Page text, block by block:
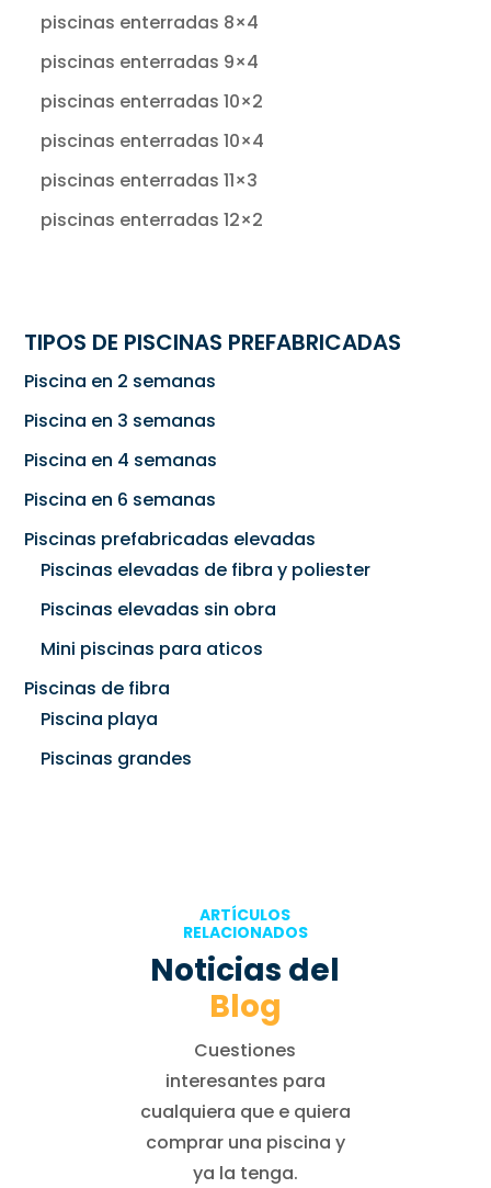
piscinas enterradas 8×4
piscinas enterradas 9×4
piscinas enterradas 10×2
piscinas enterradas 10×4
piscinas enterradas 11×3
piscinas enterradas 12×2
TIPOS DE PISCINAS PREFABRICADAS
Piscina en 2 semanas
Piscina en 3 semanas
Piscina en 4 semanas
Piscina en 6 semanas
Piscinas prefabricadas elevadas
Piscinas elevadas de fibra y poliester
Piscinas elevadas sin obra
Mini piscinas para aticos
Piscinas de fibra
Piscina playa
Piscinas grandes
ARTÍCULOS
RELACIONADOS
Noticias del
Blog
Cuestiones
interesantes para
cualquiera que e quiera
comprar una piscina y
ya la tenga.